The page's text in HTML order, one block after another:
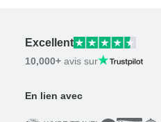
Excellent
10,000+ avis sur
En lien avec